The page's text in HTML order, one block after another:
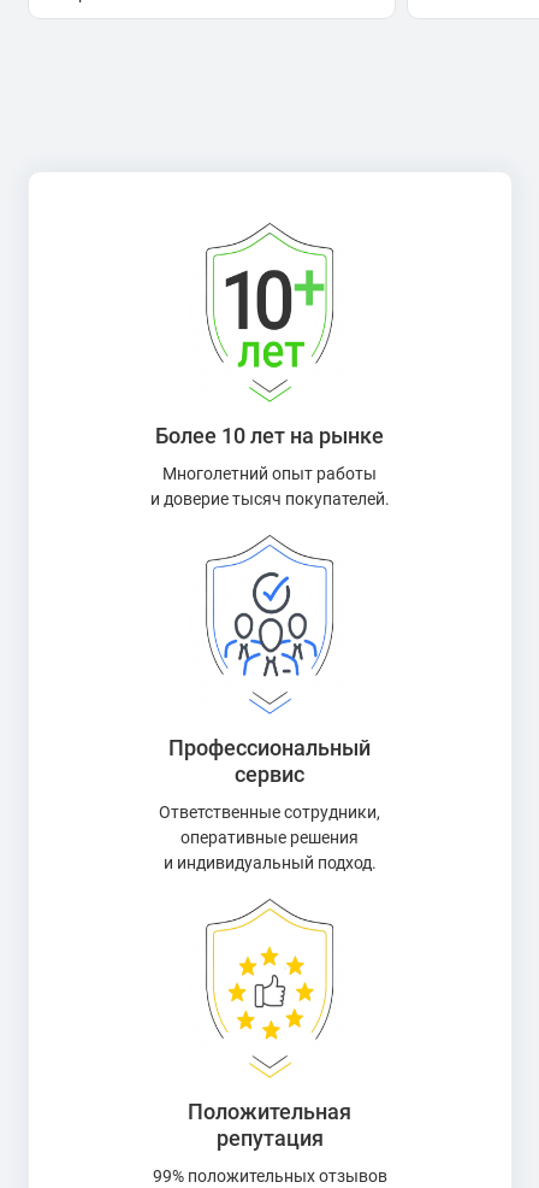
Более 10 лет на рынке
Многолетний опыт работы
и доверие тысяч покупателей.
Профессиональный
сервис
Ответственные сотрудники,
оперативные решения
и индивидуальный подход.
Положительная
репутация
99% положительных отзывов